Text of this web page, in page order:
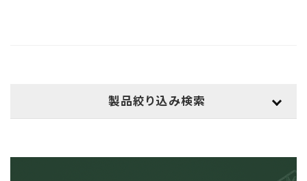
製品絞り込み検索